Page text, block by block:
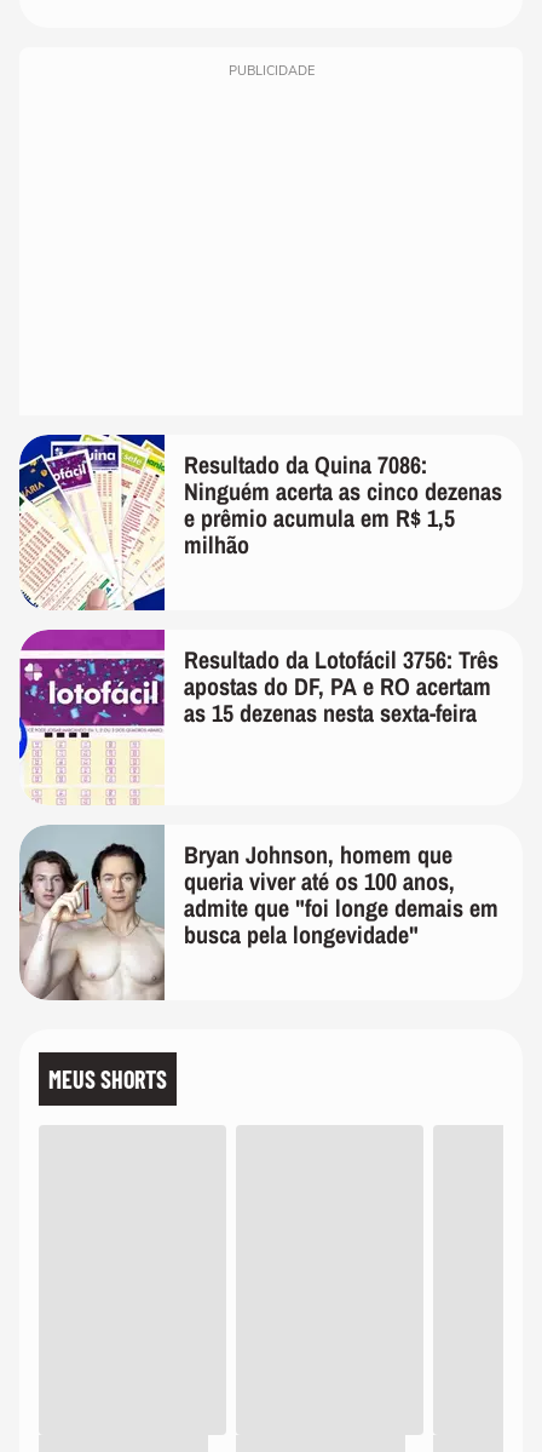
PUBLICIDADE
Resultado da Quina 7086:
Ninguém acerta as cinco dezenas
e prêmio acumula em R$ 1,5
milhão
Resultado da Lotofácil 3756: Três
apostas do DF, PA e RO acertam
as 15 dezenas nesta sexta-feira
Bryan Johnson, homem que
queria viver até os 100 anos,
admite que "foi longe demais em
busca pela longevidade"
MEUS SHORTS